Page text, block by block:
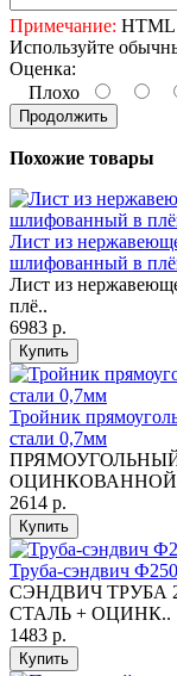
Примечание: HTML
Используйте
Оценка:
Плохо
Продолжить
Похожие товары
Лист из
шлифованный в
Лист из
плё..
6983 р.
Купить
Тройник
стали 0,7мм
ПРЯМОУГОЛЬНЫЙ
2614 р.
Купить
Труба-сэндвич
СЭНДВИЧ ТРУБА
СТАЛЬ + ОЦИНК..
1483 р.
Купить